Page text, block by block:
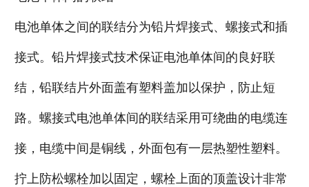
电池单体之间的联结分为铅片焊接式、螺接式和插
接式。铅片焊接式技术保证电池单体间的良好联
结，铅联结片外面盖有塑料盖加以保护，防止短
路。螺接式电池单体间的联结采用可绕曲的电缆连
接，电缆中间是铜线，外面包有一层热塑性塑料。
拧上防松螺栓加以固定，螺栓上面的顶盖设计非常